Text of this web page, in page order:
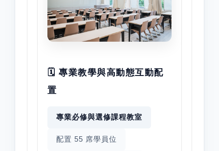
🗓️ 專業教學與高動態互動配
置
專業必修與選修課程教室
配置 55 席學員位